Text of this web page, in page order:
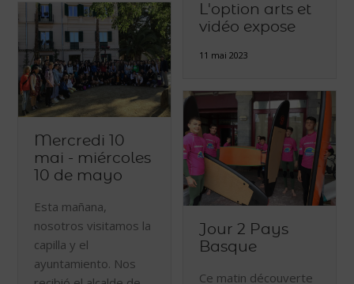
L'option arts et
vidéo expose
11 mai 2023
Mercredi 10
mai - miércoles
10 de mayo
Esta mañana,
nosotros visitamos la
capilla y el
ayuntamiento. Nos
Jour 2 Pays
Basque
Ce matin découverte